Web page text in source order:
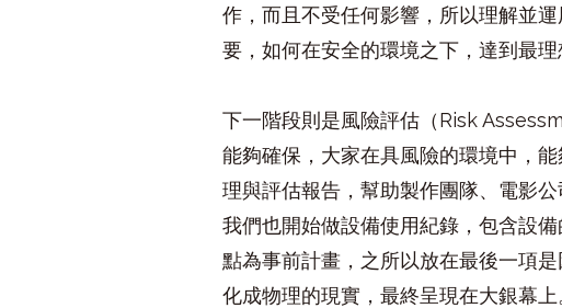
作，而且不受任何影響，所以理解並
要，如何在安全的環境之下，達到最理
下一階段則是風險評估（Risk
能夠確保，大家在具風險的環境中，
理與評估報告，幫助製作團隊、電影
我們也開始做設備使用紀錄，包含設
點為事前計畫，之所以放在最後一項
化成物理的現實，最終呈現在大銀幕